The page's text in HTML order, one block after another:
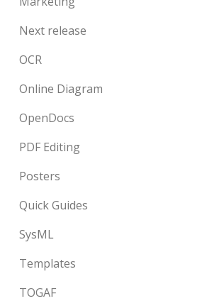
Next release
OCR
Online Diagram
OpenDocs
PDF Editing
Posters
Quick Guides
SysML
Templates
TOGAF